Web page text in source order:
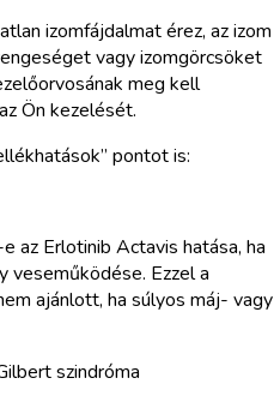
izomfájdalmat érez, az izom
vagy izomgörcsöket
meg kell
Ön kezelését.
pontot is:
az Erlotinib Actavis hatása, ha
veseműködése. Ezzel a
ajánlott, ha súlyos máj- vagy
szindróma